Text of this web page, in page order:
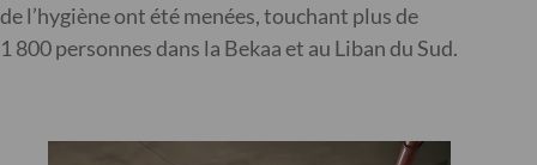
de l’hygiène ont été menées, touchant plus de
1 800 personnes dans la Bekaa et au Liban du Sud.